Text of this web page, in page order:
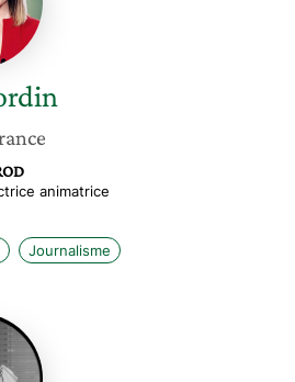
animatrice
Journalisme